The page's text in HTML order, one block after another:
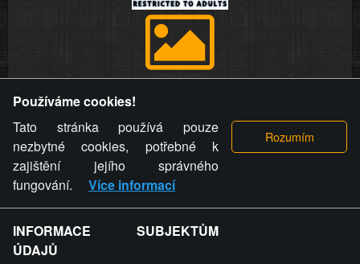
videa a komentáře. Osoba, které se toto opatření provozovatele
stránky týče, ani osoba, která umístila fotografii nebo video na
stránku, nemůže z důvodu odstranění fotografie, videa nebo
komentáře pro výše uvedenou okolnost uplatnit vůči
provozovateli stránky žádný nárok na náhradu škody nebo
nemajetkové újmy.
ZVRÁCENÝ.CZ - Svět není zvrácenej. To jen
Používáme cookies!
Tato stránka používá pouze
nezbytné cookies, potřebné k
zajištění jejího správného
fungování.
Více informací
INFORMACE SUBJEKTŮM
ÚDAJŮ